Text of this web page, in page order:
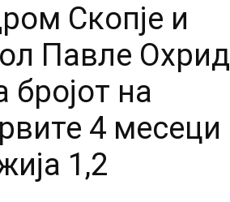
Скопје и
Павле Охрид
бројот на
4 месеци
1,2